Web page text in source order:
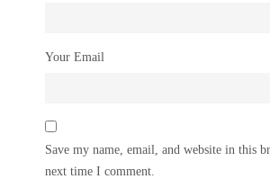
Your Email
Save my name, email, and website in this
next time I comment.